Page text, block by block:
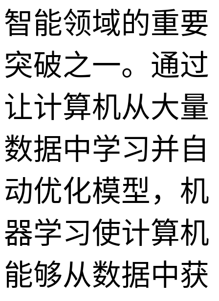
智能领域的重要
突破之一。通过
让计算机从大量
数据中学习并自
动优化模型，机
器学习使计算机
能够从数据中获